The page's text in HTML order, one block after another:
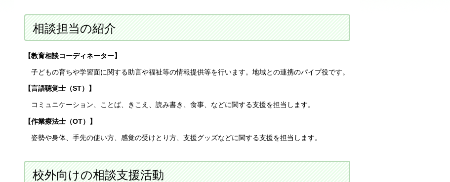
相談担当の紹介
【教育相談コーディネーター】
子どもの育ちや学習面に関する助言や福祉等の情報提供等を行います。地域との連携のパイプ役です。
【言語聴覚士（ST）】
コミュニケーション、ことば、きこえ、読み書き、食事、などに関する支援を担当します。
【作業療法士（OT）】
姿勢や身体、手先の使い方、感覚の受けとり方、支援グッズなどに関する支援を担当します。
校外向けの相談支援活動